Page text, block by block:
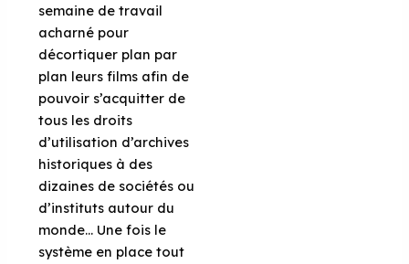
semaine de travail
acharné pour
décortiquer plan par
plan leurs films afin de
pouvoir s’acquitter de
tous les droits
d’utilisation d’archives
historiques à des
dizaines de sociétés ou
d’instituts autour du
monde… Une fois le
système en place tout